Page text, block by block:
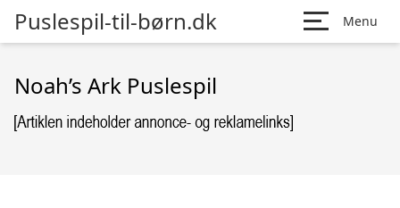
Puslespil-til-børn.dk Menu
Noah’s Ark Puslespil